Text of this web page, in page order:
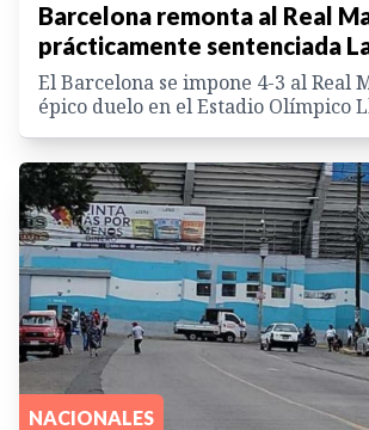
Barcelona remonta al Real
prácticamente sentenciada
El Barcelona se impone 4-3 al Real
épico duelo en el Estadio Olímpico
NACIONALES